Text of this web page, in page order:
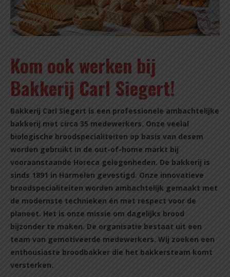
Kom ook werken bij
Bakkerij Carl Siegert!
Bakkerij Carl Siegert is een professionele ambachtelijke
bakkerij met circa 35 medewerkers. Onze veelal
biologische broodspecialiteiten op basis van desem
worden gebruikt in de out-of-home markt bij
vooraanstaande Horeca gelegenheden. De bakkerij is
sinds 1891 in Harmelen gevestigd. Onze innovatieve
broodspecialiteiten worden ambachtelijk gemaakt met
de modernste technieken én met respect voor de
planeet. Het is onze missie om dagelijks brood
bijzonder te maken. De organisatie bestaat uit een
team van gemotiveerde medewerkers. Wij zoeken een
enthousiaste broodbakker die het bakkersteam komt
versterken.